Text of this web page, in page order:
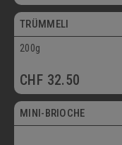
Vegetarisch
TRÜMMELI
200g
CHF 32.50
Vegetarisch
MINI-BRIOCHE